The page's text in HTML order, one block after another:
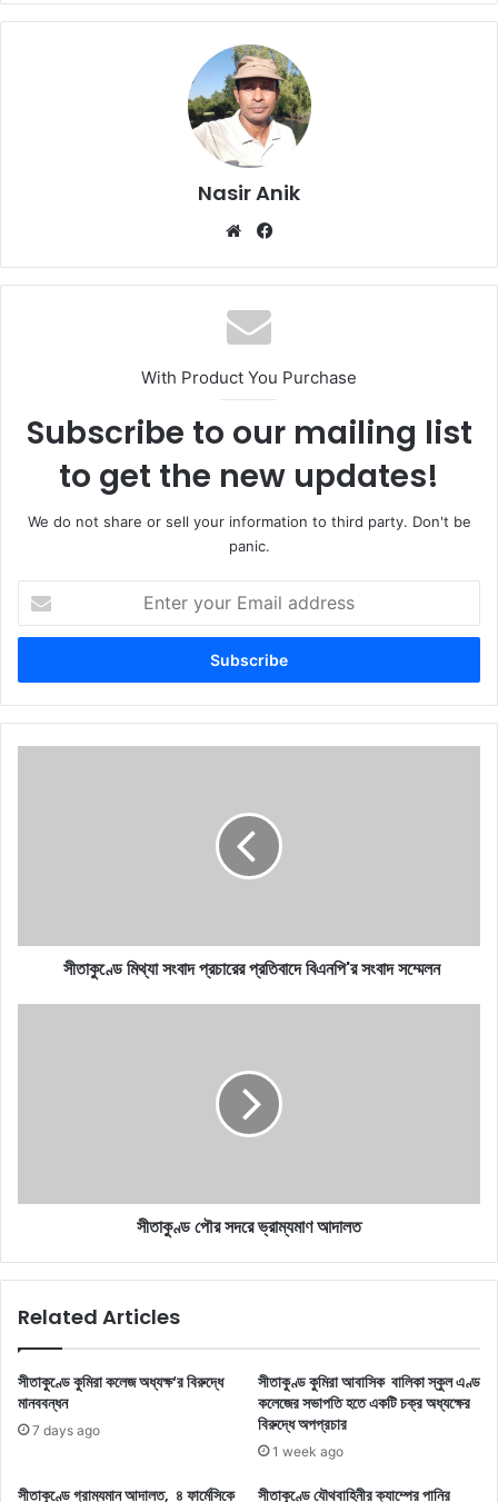
Nasir Anik
Website
With Product You Purchase
Subscribe to our mailing list
to get the new updates!
We do not share or sell your information to third party. Don't be
panic.
your
Email
সীতাকুণ্ডে মিথ্যা সংবাদ প্রচারের প্রতিবাদে বিএনপি'র সংবাদ সম্মেলন
সীতাকুণ্ড পৌর সদরে ভ্রাম্যমাণ আদালত
Related Articles
সীতাকুণ্ডে কুমিরা কলেজ অধ্যক্ষ‘র বিরুদ্ধে
মানববন্ধন
7 days ago
সীতাকুণ্ড কুমিরা আবাসিক বালিকা স্কুল এণ্ড
কলেজের সভাপতি হতে একটি চক্র অধ্যক্ষের
বিরুদ্ধে অপপ্রচার
1 week ago
সীতাকুণ্ডে গ্রাম্যমান আদালত, ৪ ফার্মেসিকে সীতাকুণ্ডে যৌথবাহিনীর ক্যাম্পের পানির